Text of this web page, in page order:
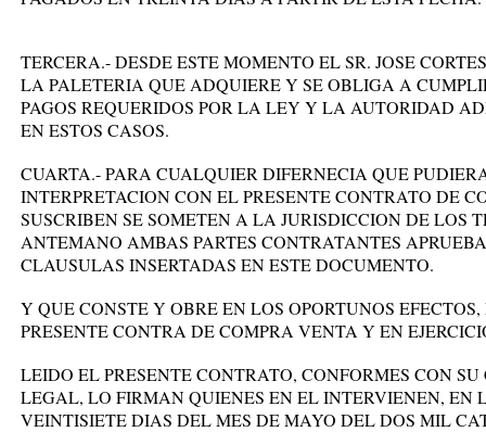
TERCERA.- DESDE ESTE MOMENTO EL SR. JOSE
LA PALETERIA QUE ADQUIERE Y SE OBLIGA A
PAGOS REQUERIDOS POR LA LEY Y LA AUTORIDAD
EN ESTOS CASOS.
CUARTA.- PARA CUALQUIER DIFERNECIA QUE
INTERPRETACION CON EL PRESENTE CONTRATO DE
SUSCRIBEN SE SOMETEN A LA JURISDICCION DE LOS
ANTEMANO AMBAS PARTES CONTRATANTES
CLAUSULAS INSERTADAS EN ESTE DOCUMENTO.
Y QUE CONSTE Y OBRE EN LOS OPORTUNOS
PRESENTE CONTRA DE COMPRA VENTA Y EN
LEIDO EL PRESENTE CONTRATO, CONFORMES CON
LEGAL, LO FIRMAN QUIENES EN EL INTERVIENEN, EN
VEINTISIETE DIAS DEL MES DE MAYO DEL DOS MIL